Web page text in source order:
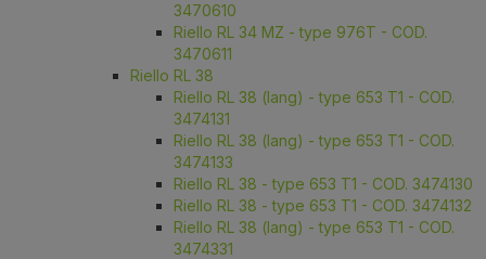
3470610
Riello RL 34 MZ - type 976T - COD.
3470611
Riello RL 38
Riello RL 38 (lang) - type 653 T1 - COD.
3474131
Riello RL 38 (lang) - type 653 T1 - COD.
3474133
Riello RL 38 - type 653 T1 - COD. 3474130
Riello RL 38 - type 653 T1 - COD. 3474132
Riello RL 38 (lang) - type 653 T1 - COD.
3474331